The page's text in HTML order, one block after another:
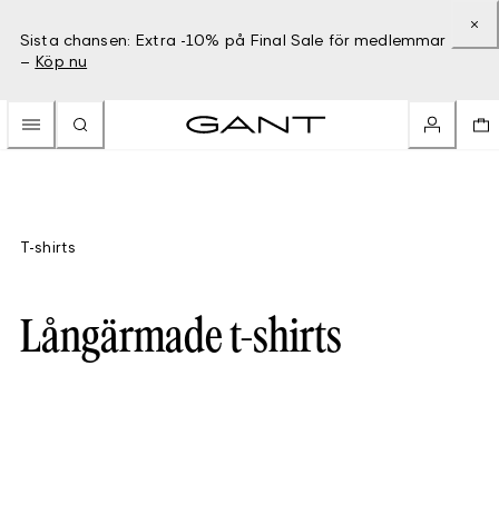
Sista chansen: Extra -10% på Final Sale för medlemmar
– Köp nu
T-shirts
Långärmade t-shirts